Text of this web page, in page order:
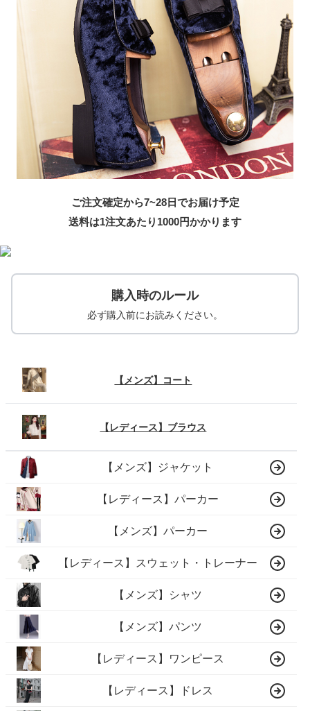
ご注文確定から7~28日でお届け予定
送料は1注文あたり 1000円かかります
購入時のルール
必ず購入前にお読みください。
【メンズ】コート
【レディース】ブラウス
【メンズ】ジャケット
【レディース】パーカー
【メンズ】パーカー
【レディース】スウェット・トレーナー
【メンズ】シャツ
【メンズ】パンツ
【レディース】ワンピース
【レディース】ドレス